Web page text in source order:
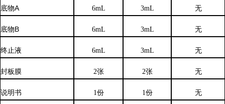
底物A 6mL 3mL 无
底物B 6mL 3mL 无
终止液 6mL 3mL 无
封板膜 2张 2张 无
说明书 1份 1份 无